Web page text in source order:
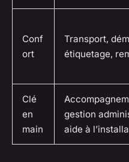
Conf
ort
Transport,
étiquetage,
Clé
en
main
gestion
aide à